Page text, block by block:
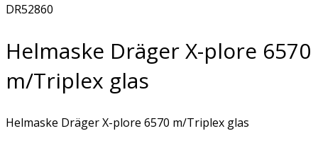
DR52860
Helmaske Dräger X-plore 6570
m/Triplex glas
Helmaske Dräger X-plore 6570 m/Triplex glas